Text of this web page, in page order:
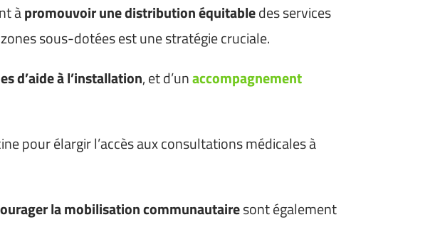
àpromouvoir une distribution équitabledes services
sous-dotées est une stratégie cruciale.
d’aide à l’installation, et d’unaccompagnement
pour élargir l’accès aux consultations médicales à
la mobilisation communautairesont également